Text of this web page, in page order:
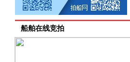
5000T石子 宁德到上海
寻船：舟山-上海 石子 5000 装卸快
出售机制沙和石子
船舶在线竞拍